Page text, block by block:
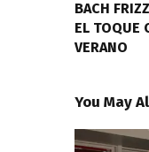
BACH
EL TOQUE
VERANO
You May